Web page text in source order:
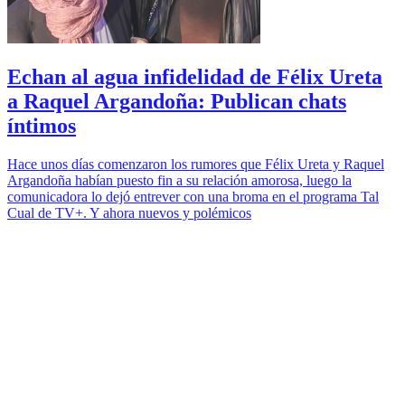
Echan al agua infidelidad de Félix Ureta
a Raquel Argandoña: Publican chats
íntimos
Hace unos días comenzaron los rumores que Félix Ureta y Raquel
Argandoña habían puesto fin a su relación amorosa, luego la
comunicadora lo dejó entrever con una broma en el programa Tal
Cual de TV+. Y ahora nuevos y polémicos